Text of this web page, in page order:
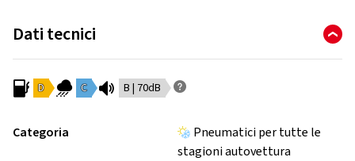
Dati tecnici
D C B | 70dB
Categoria
Pneumatici per tutte le
stagioni autovettura